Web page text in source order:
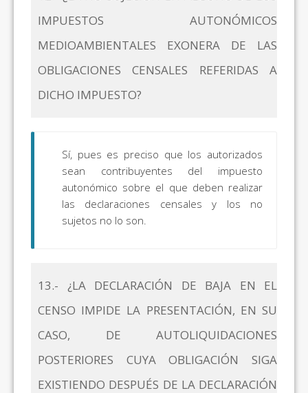
IMPUESTOS AUTONÓMICOS
MEDIOAMBIENTALES EXONERA DE LAS
OBLIGACIONES CENSALES REFERIDAS A
DICHO IMPUESTO?
Sí, pues es preciso que los autorizados
sean contribuyentes del impuesto
autonómico sobre el que deben realizar
las declaraciones censales y los no
sujetos no lo son.
13.- ¿LA DECLARACIÓN DE BAJA EN EL
CENSO IMPIDE LA PRESENTACIÓN, EN SU
CASO, DE AUTOLIQUIDACIONES
POSTERIORES CUYA OBLIGACIÓN SIGA
EXISTIENDO DESPUÉS DE LA DECLARACIÓN